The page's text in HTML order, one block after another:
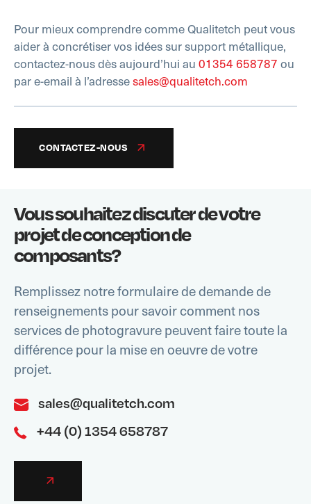
Pour mieux comprendre comme Qualitetch peut vous
aider à concrétiser vos idées sur support métallique,
contactez-nous dès aujourd’hui au01354 658787ou
par e-email à l’adressesales@qualitetch.com
CONTACTEZ-NOUS
Vous souhaitez discuter de votre
projet de conception de
composants?
Remplissez notre formulaire de demande de
renseignements pour savoir comment nos
services de photogravure peuvent faire toute la
différence pour la mise en oeuvre de votre
projet.
sales@qualitetch.com
+44 (0) 1354 658787